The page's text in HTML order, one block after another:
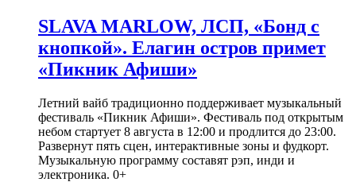
SLAVA MARLOW, ЛСП, «Бонд с
кнопкой». Елагин остров примет
«Пикник Афиши»
Летний вайб традиционно поддерживает музыкальный
фестиваль «Пикник Афиши». Фестиваль под открытым
небом стартует 8 августа в 12:00 и продлится до 23:00.
Развернут пять сцен, интерактивные зоны и фудкорт.
Музыкальную программу составят рэп, инди и
электроника. 0+